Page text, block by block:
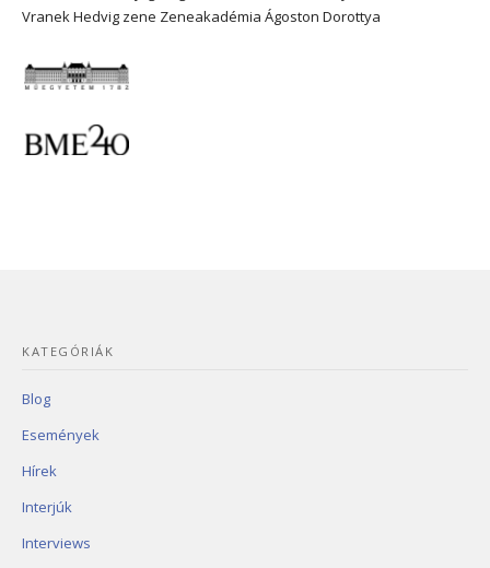
Vranek Hedvig zene Zeneakadémia Ágoston Dorottya
KATEGÓRIÁK
Blog
Események
Hírek
Interjúk
Interviews